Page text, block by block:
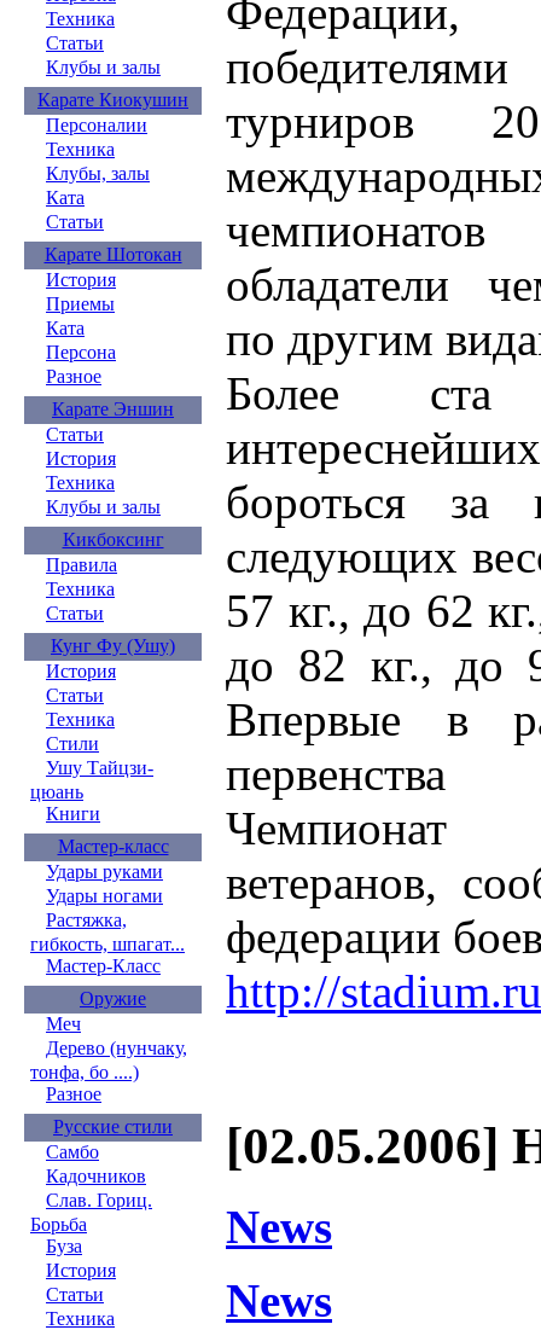
Техника
Статьи
Клубы и залы
Карате Киокушин
Персоналии
Техника
Клубы, залы
Ката
Статьи
Карате Шотокан
История
Приемы
Ката
Персона
Разное
Карате Эншин
Статьи
История
Техника
Клубы и залы
Кикбоксинг
Правила
Техника
Статьи
Кунг Фу (Ушу)
История
Статьи
Техника
Стили
Ушу Тайцзи-
цюань
Книги
Мастер-класс
Удары руками
Удары ногами
Растяжка,
гибкость, шпагат...
Мастер-Класс
Оружие
Меч
Дерево (нунчаку,
тонфа, бо ....)
Разное
Русские стили
Самбо
Кадочников
Слав. Гориц.
Борьба
Буза
История
Статьи
Техника
турниров
обладатели
по другим
Более ста
бороться за
следующих
57 кг., до 62
до 82 кг., до
Впервые в
ветеранов,
федерации
http://
[02.05.2006]
News
News